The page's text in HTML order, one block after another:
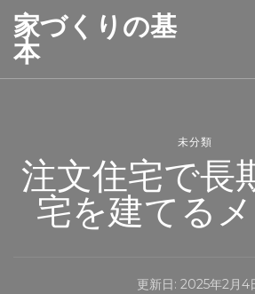
家づくりの基
本
未分類
注文住宅で長
宅を建てる
更新日: 2025年2月4